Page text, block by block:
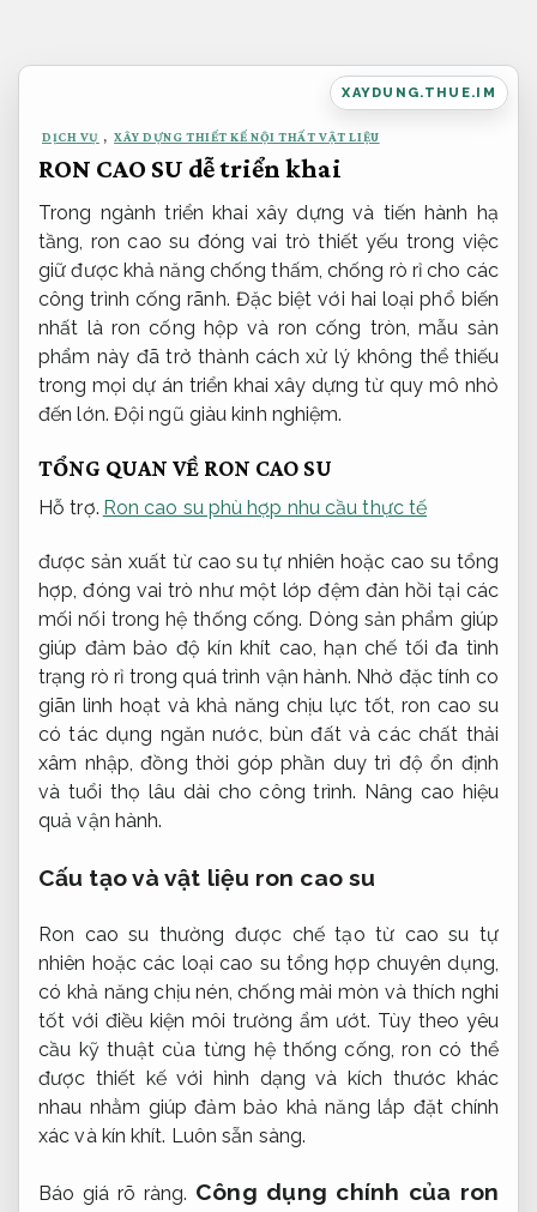
nội
XAYDUNG.THUE.IM
DỊCH VỤ , XÂY DỰNG THIẾT KẾ NỘI THẤT VẬT LIỆU
RON CAO SU dễ triển khai
Trong ngành triển khai xây dựng và tiến hành hạ
tầng, ron cao su đóng vai trò thiết yếu trong việc
giữ được khả năng chống thấm, chống rò rỉ cho các
công trình cống rãnh. Đặc biệt với hai loại phổ biến
nhất là ron cống hộp và ron cống tròn, mẫu sản
phẩm này đã trở thành cách xử lý không thể thiếu
trong mọi dự án triển khai xây dựng từ quy mô nhỏ
đến lớn. Đội ngũ giàu kinh nghiệm.
TỔNG QUAN VỀ RON CAO SU
Hỗ trợ. Ron cao su phù hợp nhu cầu thực tế
được sản xuất từ cao su tự nhiên hoặc cao su tổng
hợp, đóng vai trò như một lớp đệm đàn hồi tại các
mối nối trong hệ thống cống. Dòng sản phẩm giúp
giúp đảm bảo độ kín khít cao, hạn chế tối đa tình
trạng rò rỉ trong quá trình vận hành. Nhờ đặc tính co
giãn linh hoạt và khả năng chịu lực tốt, ron cao su
có tác dụng ngăn nước, bùn đất và các chất thải
xâm nhập, đồng thời góp phần duy trì độ ổn định
và tuổi thọ lâu dài cho công trình. Nâng cao hiệu
quả vận hành.
Cấu tạo và vật liệu ron cao su
Ron cao su thường được chế tạo từ cao su tự
nhiên hoặc các loại cao su tổng hợp chuyên dụng,
có khả năng chịu nén, chống mài mòn và thích nghi
tốt với điều kiện môi trường ẩm ướt. Tùy theo yêu
cầu kỹ thuật của từng hệ thống cống, ron có thể
được thiết kế với hình dạng và kích thước khác
nhau nhằm giúp đảm bảo khả năng lắp đặt chính
xác và kín khít. Luôn sẵn sàng.
Báo giá rõ ràng. Công dụng chính của ron